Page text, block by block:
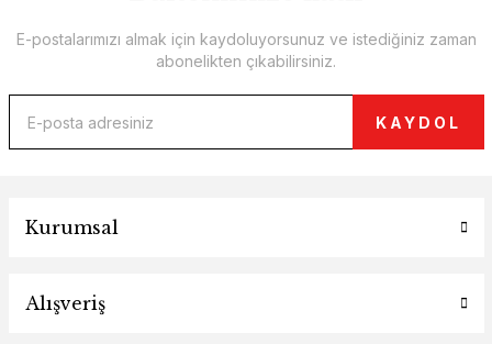
E-postalarımızı almak için kaydoluyorsunuz ve istediğiniz zaman
abonelikten çıkabilirsiniz.
KAYDOL
Kurumsal
Alışveriş